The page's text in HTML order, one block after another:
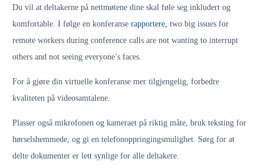
Du vil at deltakerne på nettmøtene dine skal føle seg inkludert og
komfortable. I følge en konferanse rapportere, two big issues for
remote workers during conference calls are not wanting to interrupt
others and not seeing everyone’s faces.
For å gjøre din virtuelle konferanse mer tilgjengelig, forbedre
kvaliteten på videosamtalene.
Plasser også mikrofonen og kameraet på riktig måte, bruk teksting for
hørselshemmede, og gi en telefonoppringingsmulighet. Sørg for at
delte dokumenter er lett synlige for alle deltakere.